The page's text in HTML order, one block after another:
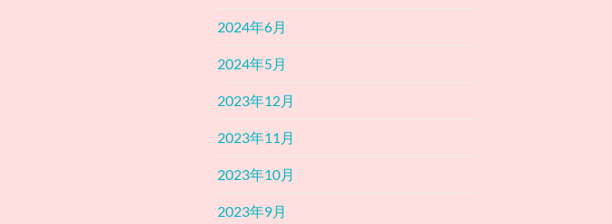
2024年6月
2024年5月
2023年12月
2023年11月
2023年10月
2023年9月